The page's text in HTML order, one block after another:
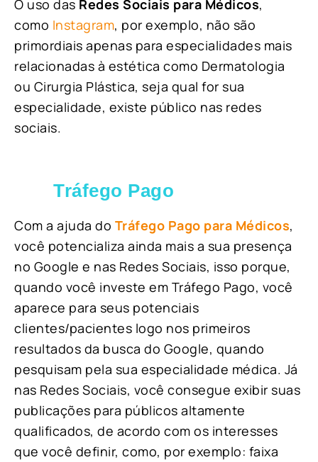
O uso das Redes Sociais para Médicos,
como Instagram, por exemplo, não são
primordiais apenas para especialidades mais
relacionadas à estética como Dermatologia
ou Cirurgia Plástica, seja qual for sua
especialidade, existe público nas redes
sociais.
Tráfego Pago
Com a ajuda do Tráfego Pago para Médicos,
você potencializa ainda mais a sua presença
no Google e nas Redes Sociais, isso porque,
quando você investe em Tráfego Pago, você
aparece para seus potenciais
clientes/pacientes logo nos primeiros
resultados da busca do Google, quando
pesquisam pela sua especialidade médica. Já
nas Redes Sociais, você consegue exibir suas
publicações para públicos altamente
qualificados, de acordo com os interesses
que você definir, como, por exemplo: faixa